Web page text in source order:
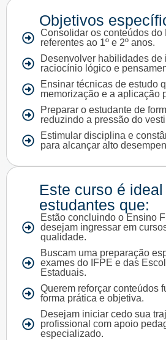
Objetivos
Consolidar os conteúdos do
referentes ao 1º e 2º anos.
Desenvolver habilidades de
raciocínio lógico e
Ensinar técnicas de estudo
memorização e a aplicação
Preparar o estudante de
reduzindo a pressão do
Estimular disciplina e
para alcançar alto
Este curso é
estudantes que:
Estão concluindo o Ensino
desejam ingressar em
qualidade.
Buscam uma preparação
exames do IFPE e das
Estaduais.
Querem reforçar conteúdos
forma prática e objetiva.
Desejam iniciar cedo sua
profissional com apoio
especializado.